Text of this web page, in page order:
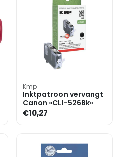
Kmp
Inktpatroon vervangt
Canon »CLI-526Bk«
€10,27